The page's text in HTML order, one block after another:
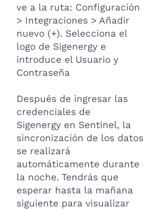
ve a la ruta: Configuración
> Integraciones > Añadir
nuevo (+). Selecciona el
logo de Sigenergy e
introduce el Usuario y
Contraseña
Después de ingresar las
credenciales de
Sigenergy en Sentinel, la
sincronización de los datos
se realizará
automáticamente durante
la noche. Tendrás que
esperar hasta la mañana
siguiente para visualizar